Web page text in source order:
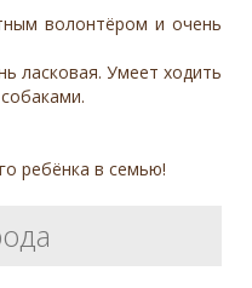
волонтёром и очень
ласковая. Умеет ходить
ребёнка в семью!